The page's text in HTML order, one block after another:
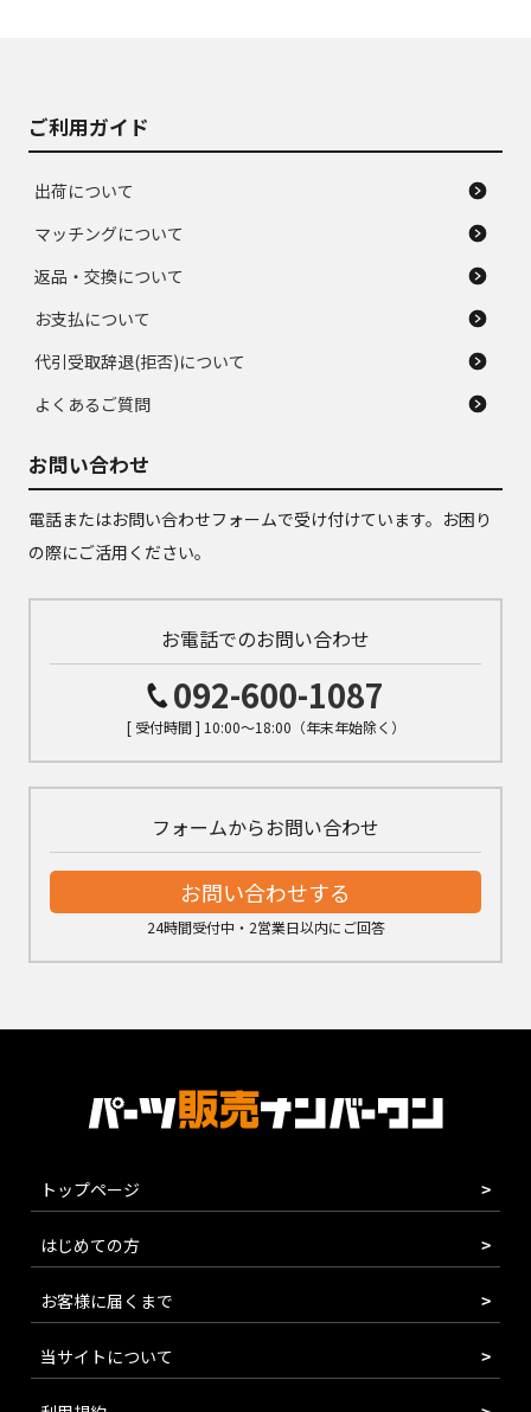
ご利用ガイド
出荷について
マッチングについて
返品・交換について
お支払について
代引受取辞退(拒否)について
よくあるご質問
お問い合わせ
電話またはお問い合わせフォームで受け付けています。お困り
の際にご活用ください。
お電話でのお問い合わせ
092-600-1087
[ 受付時間 ] 10:00～18:00（年末年始除く）
フォームからお問い合わせ
お問い合わせする
24時間受付中・2営業日以内にご回答
トップページ
はじめての方
お客様に届くまで
当サイトについて